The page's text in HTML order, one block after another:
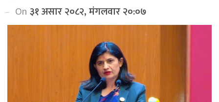
On ३१ असार २०८२, मंगलवार २०:०७